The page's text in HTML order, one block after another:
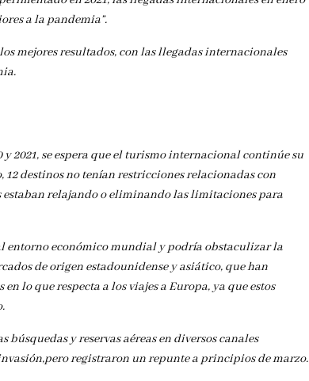
a la pandemia”.
mejores resultados, con las llegadas internacionales
2021, se espera que el turismo internacional continúe su
12 destinos no tenían restricciones relacionadas con
relajando o eliminando las limitaciones para
entorno económico mundial y podría obstaculizar la
de origen estadounidense y asiático, que han
lo que respecta a los viajes a Europa, ya que estos
y reservas aéreas en diversos canales
registraron un repunte a principios de marzo.